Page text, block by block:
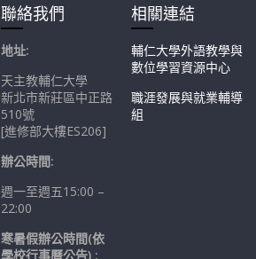
聯絡我們
地址:
天主教輔仁大學
新北市新莊區中正路
510號
[進修部大樓ES206]
辦公時間:
週一至週五15:00 –
22:00
寒暑假辦公時間(依
學校行事曆公告) :
相關連結
輔仁大學外語教學與
數位學習資源中心
職涯發展與就業輔導
組